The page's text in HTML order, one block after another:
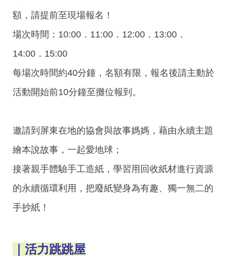
額，請提前至現場報名！
場次時間：10:00．11:00．12:00．13:00．
14:00．15:00
每場次時間約40分鐘，名額有限，報名後請主動於
活動開始前10分鐘至攤位報到。
邀請到屏東在地的協會與故事媽媽，藉由永續主題
繪本說故事，一起愛地球；
接著親手體驗手工造紙，學習用回收紙材進行資源
的永續循環利用，把廢紙變身為有趣、獨一無二的
手抄紙！
｜活力跳跳屋